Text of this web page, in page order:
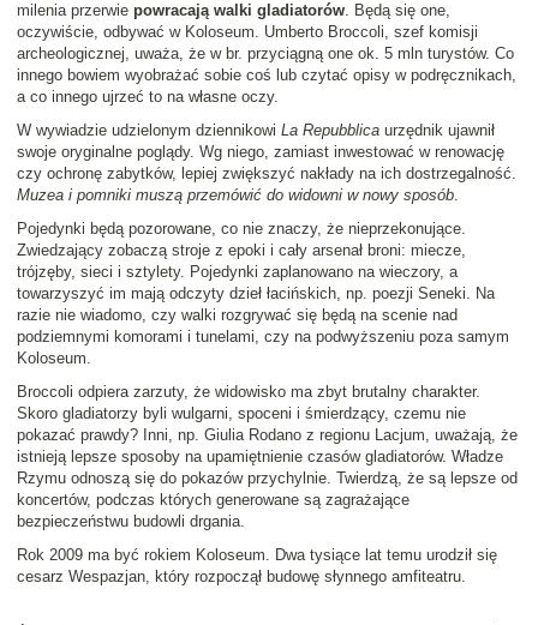
milenia przerwie powracają walki gladiatorów. Będą się one,
oczywiście, odbywać w Koloseum. Umberto Broccoli, szef komisji
archeologicznej, uważa, że w br. przyciągną one ok. 5 mln turystów. Co
innego bowiem wyobrażać sobie coś lub czytać opisy w podręcznikach,
a co innego ujrzeć to na własne oczy.
W wywiadzie udzielonym dziennikowi La Repubblica urzędnik ujawnił
swoje oryginalne poglądy. Wg niego, zamiast inwestować w renowację
czy ochronę zabytków, lepiej zwiększyć nakłady na ich dostrzegalność.
Muzea i pomniki muszą przemówić do widowni w nowy sposób.
Pojedynki będą pozorowane, co nie znaczy, że nieprzekonujące.
Zwiedzający zobaczą stroje z epoki i cały arsenał broni: miecze,
trójzęby, sieci i sztylety. Pojedynki zaplanowano na wieczory, a
towarzyszyć im mają odczyty dzieł łacińskich, np. poezji Seneki. Na
razie nie wiadomo, czy walki rozgrywać się będą na scenie nad
podziemnymi komorami i tunelami, czy na podwyższeniu poza samym
Koloseum.
Broccoli odpiera zarzuty, że widowisko ma zbyt brutalny charakter.
Skoro gladiatorzy byli wulgarni, spoceni i śmierdzący, czemu nie
pokazać prawdy? Inni, np. Giulia Rodano z regionu Lacjum, uważają, że
istnieją lepsze sposoby na upamiętnienie czasów gladiatorów. Władze
Rzymu odnoszą się do pokazów przychylnie. Twierdzą, że są lepsze od
koncertów, podczas których generowane są zagrażające
bezpieczeństwu budowli drgania.
Rok 2009 ma być rokiem Koloseum. Dwa tysiące lat temu urodził się
cesarz Wespazjan, który rozpoczął budowę słynnego amfiteatru.